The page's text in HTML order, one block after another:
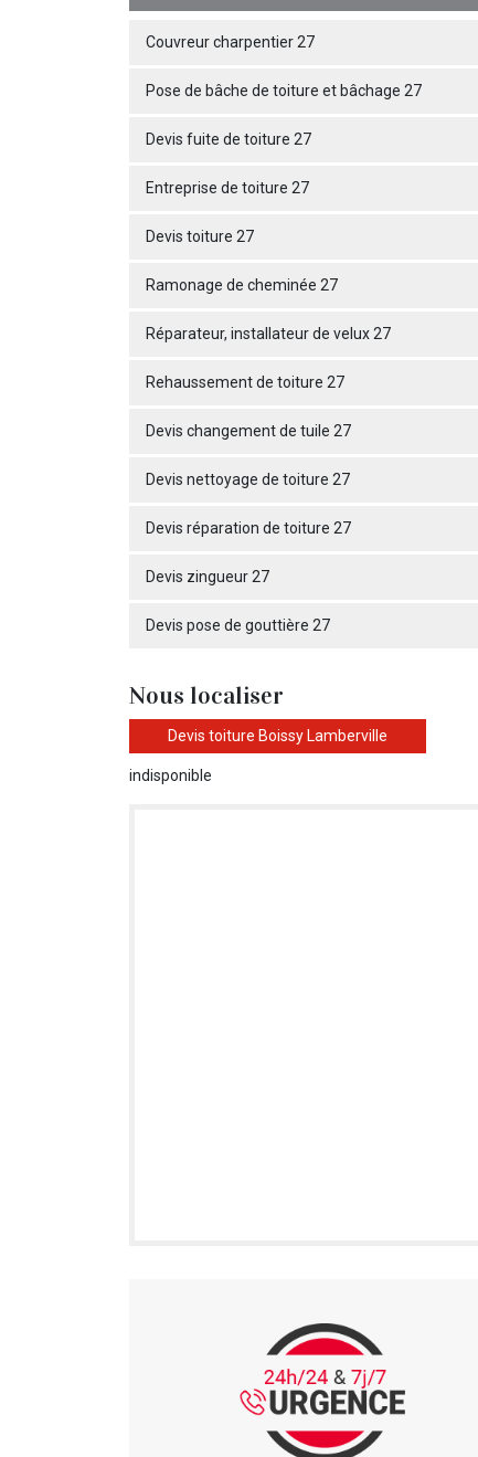
Couvreur charpentier 27
Pose de bâche de toiture et bâchage 27
Devis fuite de toiture 27
Entreprise de toiture 27
Devis toiture 27
Ramonage de cheminée 27
Réparateur, installateur de velux 27
Rehaussement de toiture 27
Devis changement de tuile 27
Devis nettoyage de toiture 27
Devis réparation de toiture 27
Devis zingueur 27
Devis pose de gouttière 27
Nous localiser
Devis toiture Boissy Lamberville
indisponible